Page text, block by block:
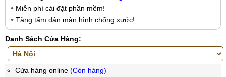
Miễn phí cài đặt phần mềm!
Tặng tấm dán màn hình chống xước!
Danh Sách Cửa Hàng:
Cửa hàng online (Còn hàng)